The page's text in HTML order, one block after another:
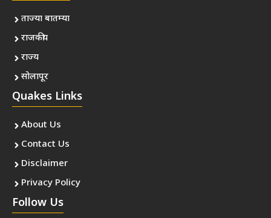
ताज्या बातम्या
राजकीय
राज्य
सोलापूर
Quakes Links
About Us
Contact Us
Disclaimer
Privacy Policy
Follow Us